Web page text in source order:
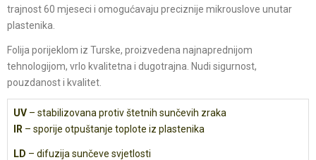
trajnost 60 mjeseci i omogućavaju preciznije mikrouslove unutar
plastenika.
Folija porijeklom iz Turske, proizvedena najnaprednijom
tehnologijom, vrlo kvalitetna i dugotrajna. Nudi sigurnost,
pouzdanost i kvalitet.
UV – stabilizovana protiv štetnih sunčevih zraka
IR – sporije otpuštanje toplote iz plastenika
LD – difuzija sunčeve svjetlosti